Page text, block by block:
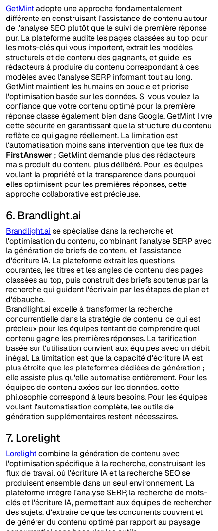
GetMintadopte une approche fondamentalement
différente en construisant l'assistance de contenu autour
de l'analyse SEO plutôt que le suivi de première réponse
pur. La plateforme audite les pages classées au top pour
les mots-clés qui vous importent, extrait les modèles
structurels et de contenu des gagnants, et guide les
rédacteurs à produire du contenu correspondant à ces
modèles avec l'analyse SERP informant tout au long.
GetMint maintient les humains en boucle et priorise
l'optimisation basée sur les données. Si vous voulez la
confiance que votre contenu optimé pour la première
réponse classe également bien dans Google, GetMint livre
cette sécurité en garantissant que la structure du contenu
reflète ce qui gagne réellement. La limitation est
l'automatisation moins sans intervention que les flux de
FirstAnswer ; GetMint demande plus des rédacteurs
mais produit du contenu plus délibéré. Pour les équipes
voulant la propriété et la transparence dans pourquoi
elles optimisent pour les premières réponses, cette
approche collaborative est précieuse.
6. Brandlight.ai
Brandlight.ai se spécialise dans la recherche et
l'optimisation du contenu, combinant l'analyse SERP avec
la génération de briefs de contenu et l'assistance
d'écriture IA. La plateforme extrait les questions
courantes, les titres et les angles de contenu des pages
classées au top, puis construit des briefs soutenus par la
recherche qui guident l'écrivain par les étapes de plan et
d'ébauche.
Brandlight.ai excelle à transformer la recherche
concurrentielle dans la stratégie de contenu, ce qui est
précieux pour les équipes tentant de comprendre quel
contenu gagne les premières réponses. La tarification
basée sur l'utilisation convient aux équipes avec un débit
inégal. La limitation est que la capacité d'écriture IA est
plus étroite que les plateformes dédiées de génération ;
elle assiste plus qu'elle automatise entièrement. Pour les
équipes de contenu axées sur les données, cette
philosophie correspond à leurs besoins. Pour les équipes
voulant l'automatisation complète, les outils de
génération supplémentaires restent nécessaires.
7. Lorelight
Lorelightcombine la génération de contenu avec
l'optimisation spécifique à la recherche, construisant les
flux de travail où l'écriture IA et la recherche SEO se
produisent ensemble dans un seul environnement. La
plateforme intègre l'analyse SERP, la recherche de mots-
clés et l'écriture IA, permettant aux équipes de rechercher
des sujets, d'extraire ce que les concurrents couvrent et
de générer du contenu optimé par rapport au paysage